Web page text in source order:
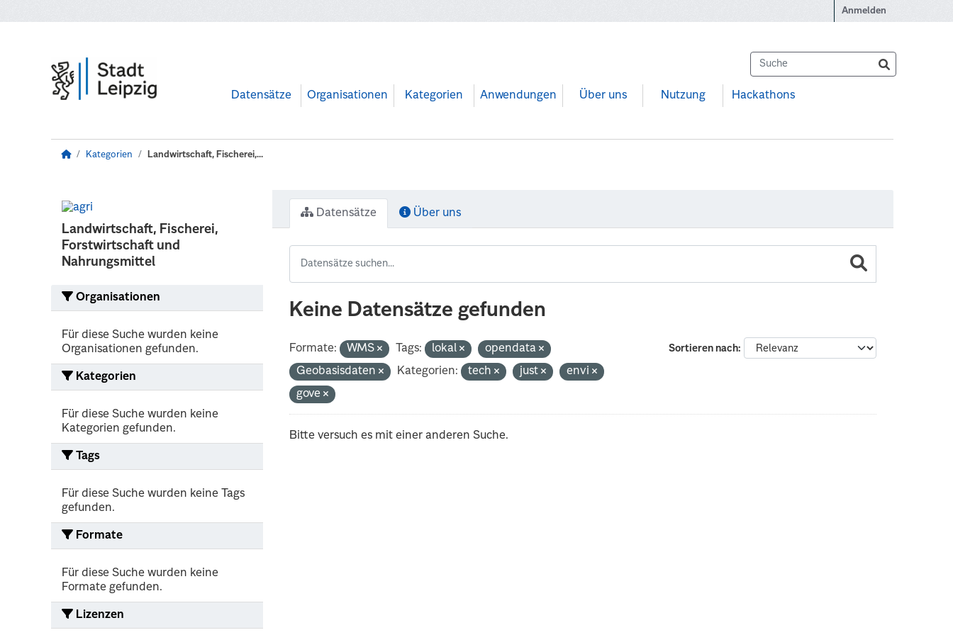
Anmelden
Datensätze Organisationen Kategorien Anwendungen Über uns Nutzung Hackathons
Kategorien Landwirtschaft, Fischerei,...
Landwirtschaft, Fischerei,
Forstwirtschaft und
Nahrungsmittel
Organisationen
Für diese Suche wurden keine
Organisationen gefunden.
Kategorien
Für diese Suche wurden keine
Kategorien gefunden.
Tags
Für diese Suche wurden keine Tags
gefunden.
Formate
Für diese Suche wurden keine
Formate gefunden.
Lizenzen
Datensätze Über uns
Keine Datensätze gefunden
Sortieren nach
Formate: WMS Tags: lokal
opendata
Geobasisdaten
Kategorien: tech just
envi
gove
Bitte versuch es mit einer anderen Suche.